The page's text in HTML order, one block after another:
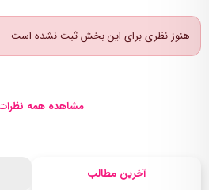
آخرین مطالب
هنوز نظری برای این بخش ثبت نشده است
مشاهده همه